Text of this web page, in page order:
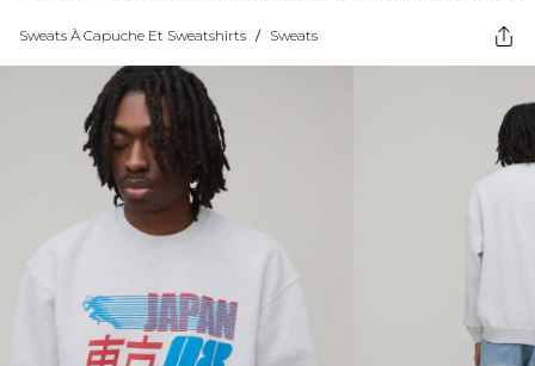
Sweats À Capuche Et Sweatshirts / Sweats